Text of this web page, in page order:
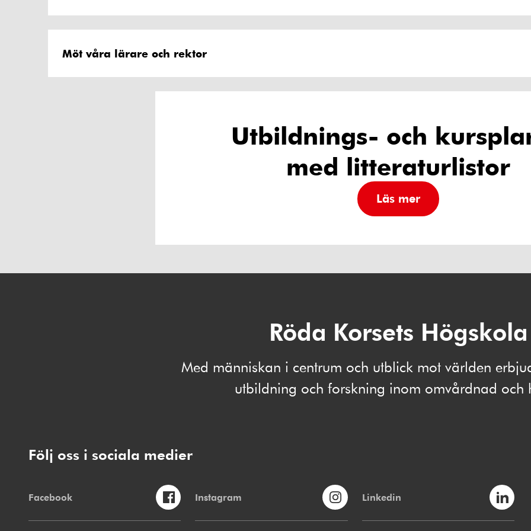
Möt våra lärare och rektor
Utbildnings- och
med litteraturlistor
Läs mer
Röda Korsets Högskola
Med människan i centrum och utblick mot världen
utbildning och forskning inom omvårdnad och
Följ oss i sociala medier
Facebook Instagram Linkedin